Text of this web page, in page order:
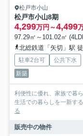
松戸市小山
松戸市小山8期
4,299万円～4,499
97.29㎡～101.02㎡
北総鉄道「矢切」駅
駐車2台可
公共下水
新築
利便性に優れ、家族で暮
生活での暮らしを一新す
る
販売中の物件